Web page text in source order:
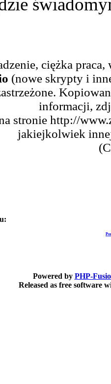
ciężka
(nowe skrypty i
informacji,
stronie http://
jakiejkolwiek
Powered by PHP-
Released as free software